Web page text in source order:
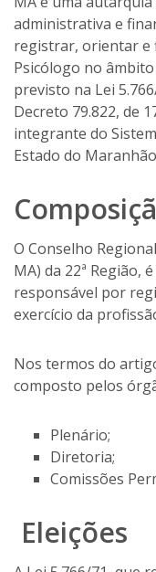
administrativa e
registrar, orientar e
Psicólogo no
previsto na Lei
Decreto 79.822, de
integrante do
Estado do
O Conselho
MA) da 22ª Região,
responsável por
exercício da
Nos termos do
composto pelos
Plenário;
Diretoria;
Comissões
Eleições